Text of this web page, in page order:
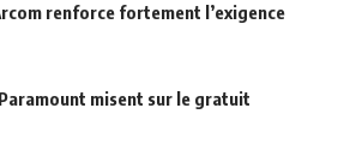
renforce fortement l’exigence
misent sur le gratuit